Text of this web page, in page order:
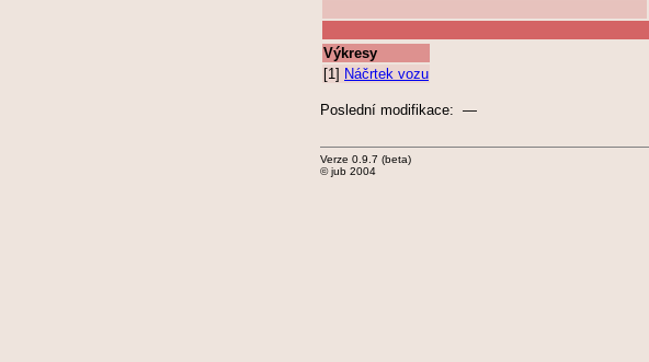
Výkresy
[1] Náčrtek vozu
Poslední modifikace: —
Verze 0.9.7 (beta)
© jub 2004